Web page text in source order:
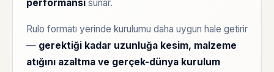
performansı sunar.
Rulo formatı yerinde kurulumu daha uygun hale getirir
— gerektiği kadar uzunluğa kesim, malzeme
atığını azaltma ve gerçek-dünya kurulum